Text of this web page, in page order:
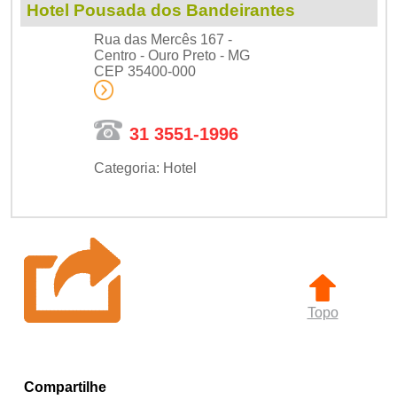
Hotel Pousada dos Bandeirantes
Rua das Mercês 167 -
Centro - Ouro Preto - MG
CEP 35400-000
31 3551-1996
Categoria: Hotel
Topo
Compartilhe